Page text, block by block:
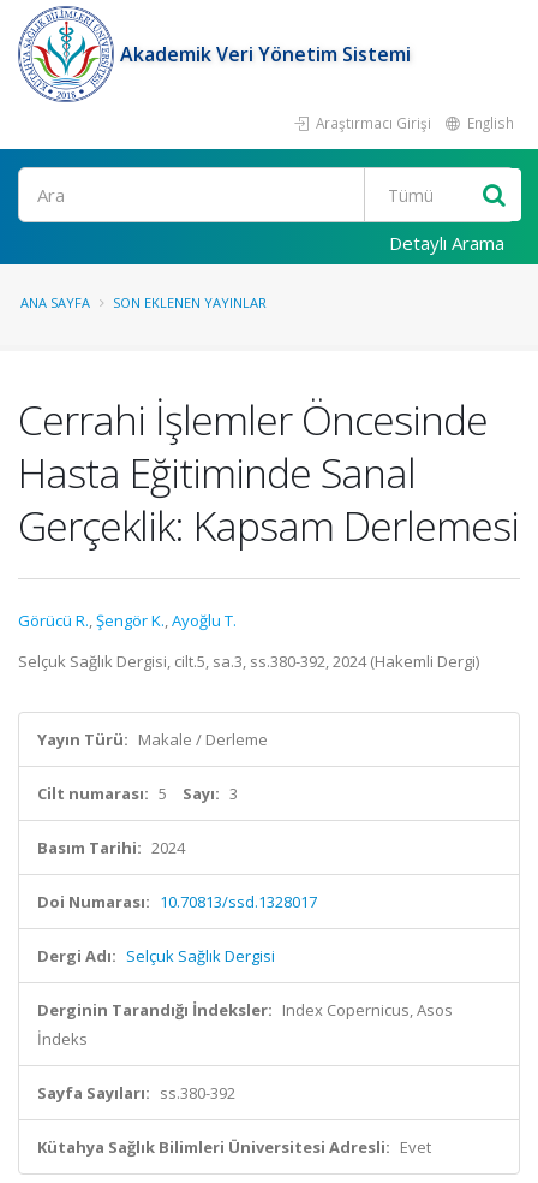
Akademik Veri Yönetim Sistemi
Araştırmacı Girişi English
Ara
Detaylı Arama
ANA SAYFA SON EKLENEN YAYINLAR
Cerrahi İşlemler Öncesinde
Hasta Eğitiminde Sanal
Gerçeklik: Kapsam Derlemesi
Görücü R.,Şengör K.,Ayoğlu T.
Selçuk Sağlık Dergisi, cilt.5, sa.3, ss.380-392, 2024 (Hakemli Dergi)
Yayın Türü: Makale / Derleme
Cilt numarası: 5 Sayı: 3
Basım Tarihi: 2024
Doi Numarası: 10.70813/ssd.1328017
Dergi Adı: Selçuk Sağlık Dergisi
Derginin Tarandığı İndeksler: Index Copernicus, Asos
İndeks
Sayfa Sayıları: ss.380-392
Kütahya Sağlık Bilimleri Üniversitesi Adresli: Evet